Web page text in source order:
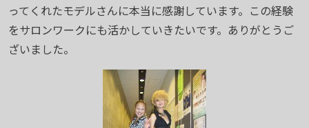
ってくれたモデルさんに本当に感謝しています。この経験
をサロンワークにも活かしていきたいです。ありがとうご
ざいました。